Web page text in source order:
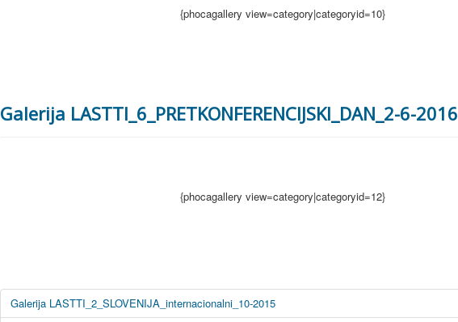
{phocagallery view=category|categoryid=10}
Galerija LASTTI_6_PRETKONFERENCIJSKI_DAN_2-6-2016
{phocagallery view=category|categoryid=12}
Galerija LASTTI_2_SLOVENIJA_internacionalni_10-2015